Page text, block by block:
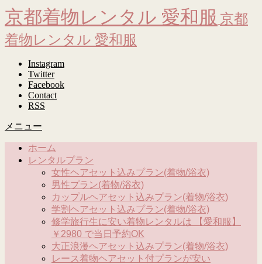
京都着物レンタル 愛和服 京都
着物レンタル 愛和服
Instagram
Twitter
Facebook
Contact
RSS
メニュー
ホーム
レンタルプラン
女性ヘアセット込みプラン(着物/浴衣)
男性プラン(着物/浴衣)
カップルヘアセット込みプラン(着物/浴衣)
学割ヘアセット込みプラン(着物/浴衣)
修学旅行生に安い着物レンタルは 【愛和服】
￥2980 で当日予約OK
大正浪漫ヘアセット込みプラン(着物/浴衣)
レース着物ヘアセット付プランが安い